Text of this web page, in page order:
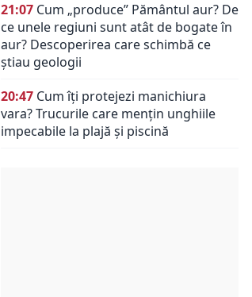
21:07 Cum „produce” Pământul aur? De
ce unele regiuni sunt atât de bogate în
aur? Descoperirea care schimbă ce
știau geologii
20:47 Cum îți protejezi manichiura
vara? Trucurile care mențin unghiile
impecabile la plajă și piscină